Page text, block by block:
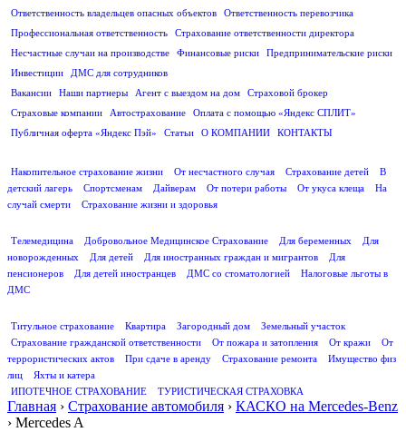
Ответственность владельцев опасных объектов
Ответственность перевозчика
Профессиональная ответственность
Страхование ответственности директора
Несчастные случаи на производстве
Финансовые риски
Предпринимательские риски
Инвестиции
ДМС для сотрудников
Вакансии
Наши партнеры Агент с выездом на дом
Страховой брокер
Страховые компании
Автострахование
Оплата с помощью «Яндекс СПЛИТ»
Публичная оферта «Яндекс Пэй»
Статьи О КОМПАНИИ
КОНТАКТЫ
Накопительное страхование жизни
От несчастного случая Страхование детей
В
детский лагерь
Спортсменам Дайверам От потери работы От укуса клеща
На
случай смерти
Страхование жизни и здоровья
Телемедицина
Добровольное Медицинское Страхование Для беременных
Для
новорожденных
Для детей Для иностранных граждан и мигрантов
Для
пенсионеров
Для детей иностранцев ДМС со стоматологией
Налоговые льготы в
ДМС
Титульное страхование
Квартира Загородный дом
Земельный участок
Страхование гражданской ответственности
От пожара и затопления От кражи
От
террористических актов
При сдаче в аренду Страхование ремонта
Имущество физ
лиц
Яхты и катера
ИПОТЕЧНОЕ СТРАХОВАНИЕ
ТУРИСТИЧЕСКАЯ СТРАХОВКА
Главная › Страхование автомобиля › КАСКО на Mercedes-Benz
› Mercedes A